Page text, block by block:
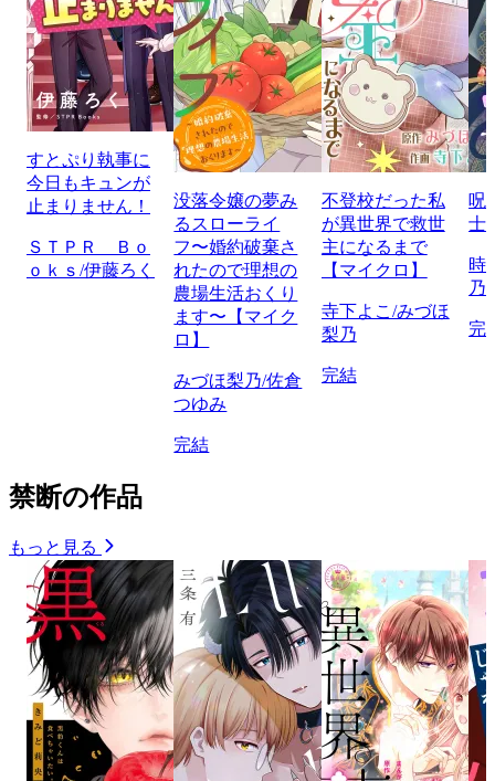
すとぷり執事に
今日もキュンが
止まりません！
ＳＴＰＲ Ｂｏ
ｏｋｓ/伊藤ろく
没落令嬢の夢み
るスローライ
フ〜婚約破棄さ
れたので理想の
農場生活おくり
ます〜【マイク
ロ】
みづほ梨乃/佐倉
つゆみ
完結
不登校だった私
が異世界で救世
主になるまで
【マイクロ】
寺下よこ/みづほ
梨乃
完結
呪
士
時
乃
完
禁断の作品
もっと見る